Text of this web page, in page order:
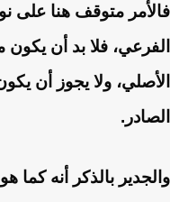
فالأمر متوقف هنا على
الفرعي، فلا بد أن
الأصلي، ولا يجوز أن
الصادر.
والجدير بالذكر أنه كما